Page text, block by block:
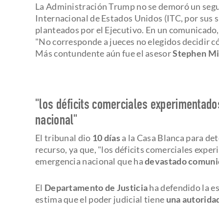
La Administración Trump no se demoró un
Internacional de Estados Unidos (ITC, por sus
planteados por el Ejecutivo. En un
"No corresponde a jueces no elegidos decidir
Más contundente aún fue el asesorStephen
"los déficits comerciales
nacional"
El tribunal dio 10 díasa la Casa Blanca para
recurso, ya que, "los déficits comerciales
emergencia nacional que hadevastado
El Departamento de Justiciaha defendido la
estima que el poder judicial tiene una